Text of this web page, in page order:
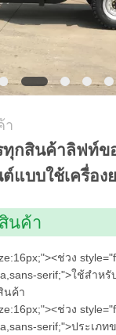
า
ทุกสินค้าลิฟท์ข
แบบใช้เครื่อง
นค้า
ช่วง
serif;">ใช้สำหรั
นค้า
ช่วง
serif;">ประเภท